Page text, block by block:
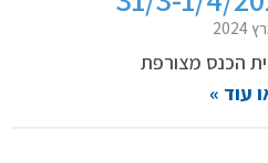
הכנס מצורפת
עוד »